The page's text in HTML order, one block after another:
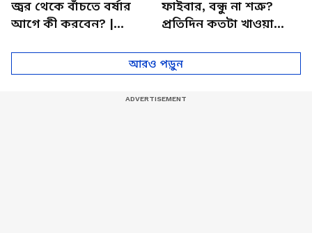
জ্বর থেকে বাঁচতে বর্ষার
আগে কী করবেন? |
ফাইবার, বন্ধু না শত্রু?
প্রতিদিন কতটা খাওয়া
Health Tips
আরও পড়ুন